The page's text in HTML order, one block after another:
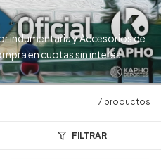
indumentaria y Accesorios de
en cuotas sin interés.
7 productos
FILTRAR